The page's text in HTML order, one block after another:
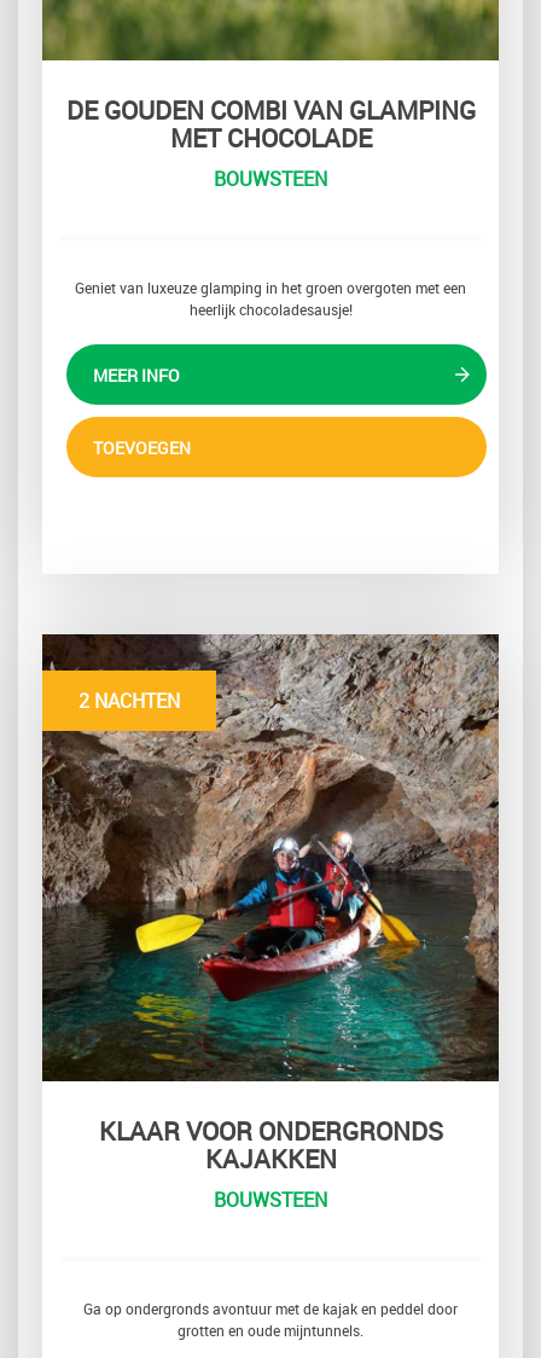
DE GOUDEN COMBI VAN GLAMPING
MET CHOCOLADE
BOUWSTEEN
Geniet van luxeuze glamping in het groen overgoten met een
heerlijk chocoladesausje!
MEER INFO
TOEVOEGEN
2 NACHTEN
KLAAR VOOR ONDERGRONDS
KAJAKKEN
BOUWSTEEN
Ga op ondergronds avontuur met de kajak en peddel door
grotten en oude mijntunnels.